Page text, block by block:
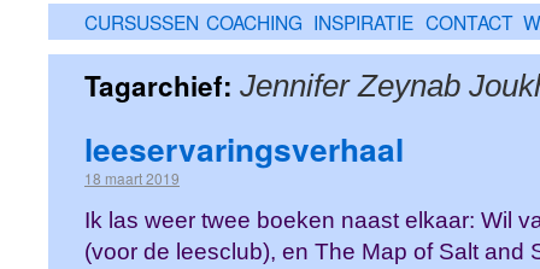
CURSUSSEN COACHING INSPIRATIE CONTACT
Tagarchief: Jennifer Zeynab
leeservaringsverhaal
18 maart 2019
Ik las weer twee boeken naast elkaar: Wil
(voor de leesclub), en The Map of Salt and